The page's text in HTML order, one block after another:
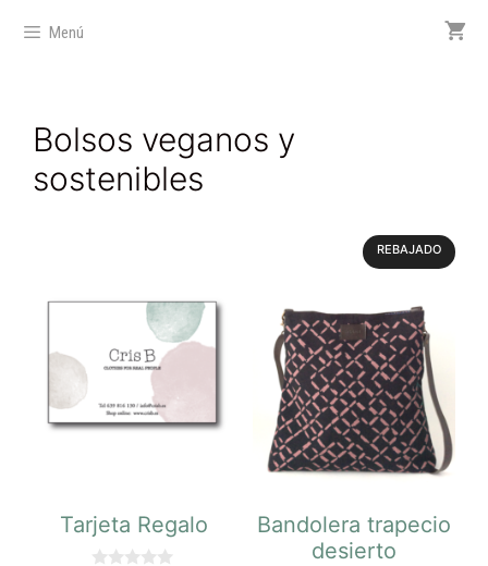
Menú
Bolsos veganos y
sostenibles
Tarjeta Regalo
REBAJADO
Bandolera trapecio
desierto